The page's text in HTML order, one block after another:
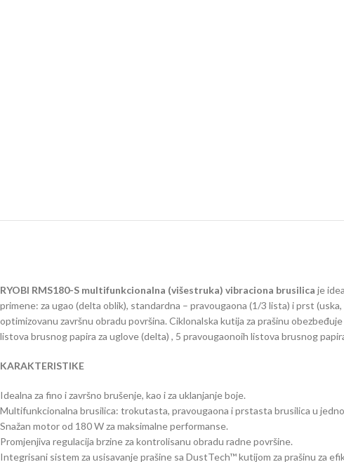
RYOBI RMS180-S multifunkcionalna (višestruka) vibraciona brusilica je
primene: za ugao (delta oblik), standardna – pravougaona (1/3 lista) i prst
optimizovanu završnu obradu površina. Ciklonalska kutija za prašinu
listova brusnog papira za uglove (delta) , 5 pravougaonoih listova brusnog
KARAKTERISTIKE
Idealna za fino i završno brušenje, kao i za uklanjanje boje.
Multifunkcionalna brusilica: trokutasta, pravougaona i prstasta brusilica u
Snažan motor od 180 W za maksimalne performanse.
Promjenjiva regulacija brzine za kontrolisanu obradu radne površine.
Integrisani sistem za usisavanje prašine sa DustTech™ kutijom za prašinu za